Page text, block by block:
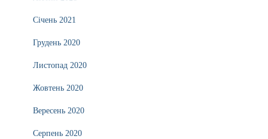
Січень 2021
Грудень 2020
Листопад 2020
Жовтень 2020
Вересень 2020
Серпень 2020